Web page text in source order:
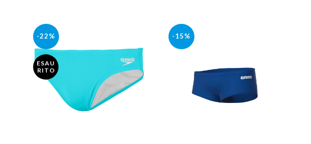
-22%
ESAU
RITO
-15%